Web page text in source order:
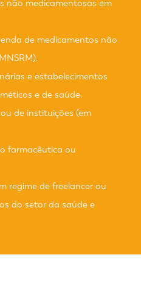
não medicamentosas em
de medicamentos não
e estabelecimentos
e de saúde.
de instituições (em
farmacêutica ou
regime de freelancer ou
do setor da saúde e